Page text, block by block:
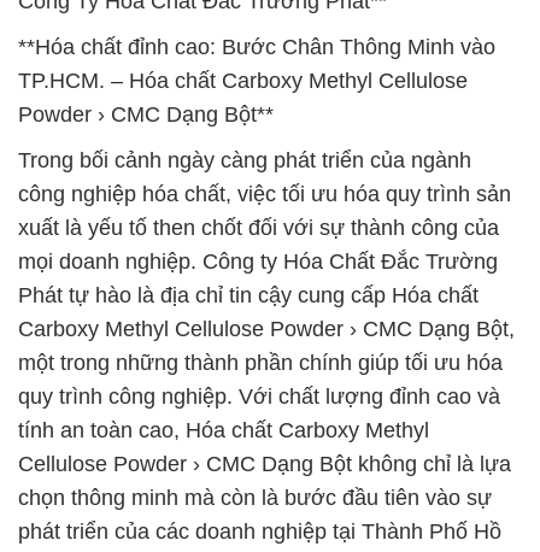
**Hóa chất đỉnh cao: Bước Chân Thông Minh vào
TP.HCM. – Hóa chất Carboxy Methyl Cellulose
Powder › CMC Dạng Bột**
Trong bối cảnh ngày càng phát triển của ngành
công nghiệp hóa chất, việc tối ưu hóa quy trình sản
xuất là yếu tố then chốt đối với sự thành công của
mọi doanh nghiệp. Công ty Hóa Chất Đắc Trường
Phát tự hào là địa chỉ tin cậy cung cấp Hóa chất
Carboxy Methyl Cellulose Powder › CMC Dạng Bột,
một trong những thành phần chính giúp tối ưu hóa
quy trình công nghiệp. Với chất lượng đỉnh cao và
tính an toàn cao, Hóa chất Carboxy Methyl
Cellulose Powder › CMC Dạng Bột không chỉ là lựa
chọn thông minh mà còn là bước đầu tiên vào sự
phát triển của các doanh nghiệp tại Thành Phố Hồ